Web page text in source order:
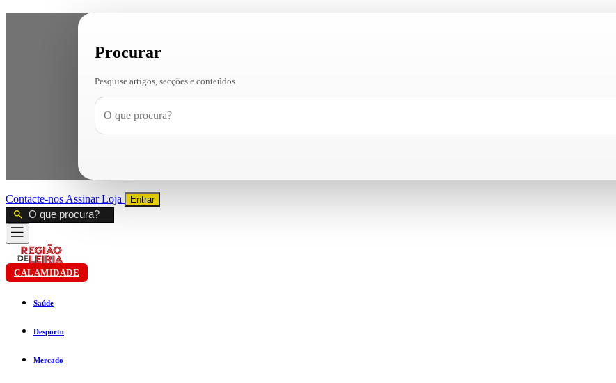
Procurar
Pesquise artigos, secções e conteúdos
Contacte-nos AssinarLoja Entrar
CALAMIDADE
Saúde
Desporto
Mercado